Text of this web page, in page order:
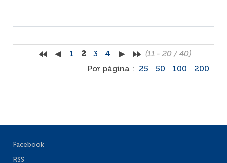
1 2 3 4
(11 - 20 / 40)
Por página :
25 50 100 200
Facebook
RSS